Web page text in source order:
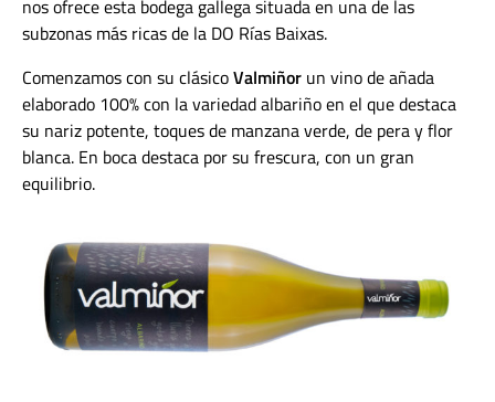
nos ofrece esta bodega gallega situada en una de las
subzonas más ricas de la DO Rías Baixas.
Comenzamos con su clásicoValmiñor un vino de añada
elaborado 100% con la variedad albariño en el que destaca
su nariz potente, toques de manzana verde, de pera y flor
blanca. En boca destaca por su frescura, con un gran
equilibrio.